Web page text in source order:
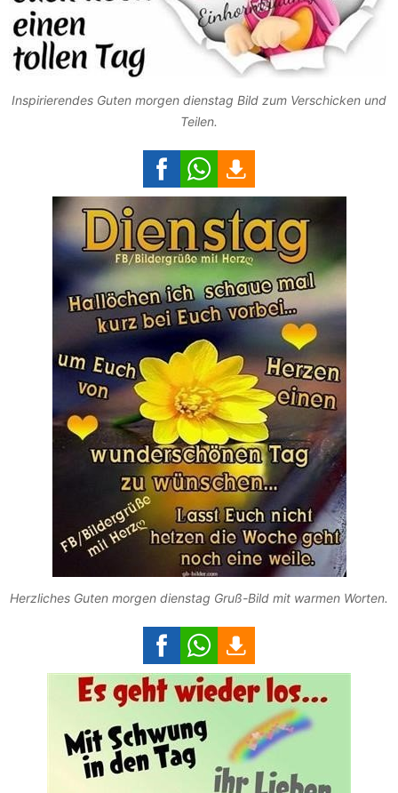
Inspirierendes Guten morgen dienstag Bild zum Verschicken und
Teilen.
Herzliches Guten morgen dienstag Gruß-Bild mit warmen Worten.